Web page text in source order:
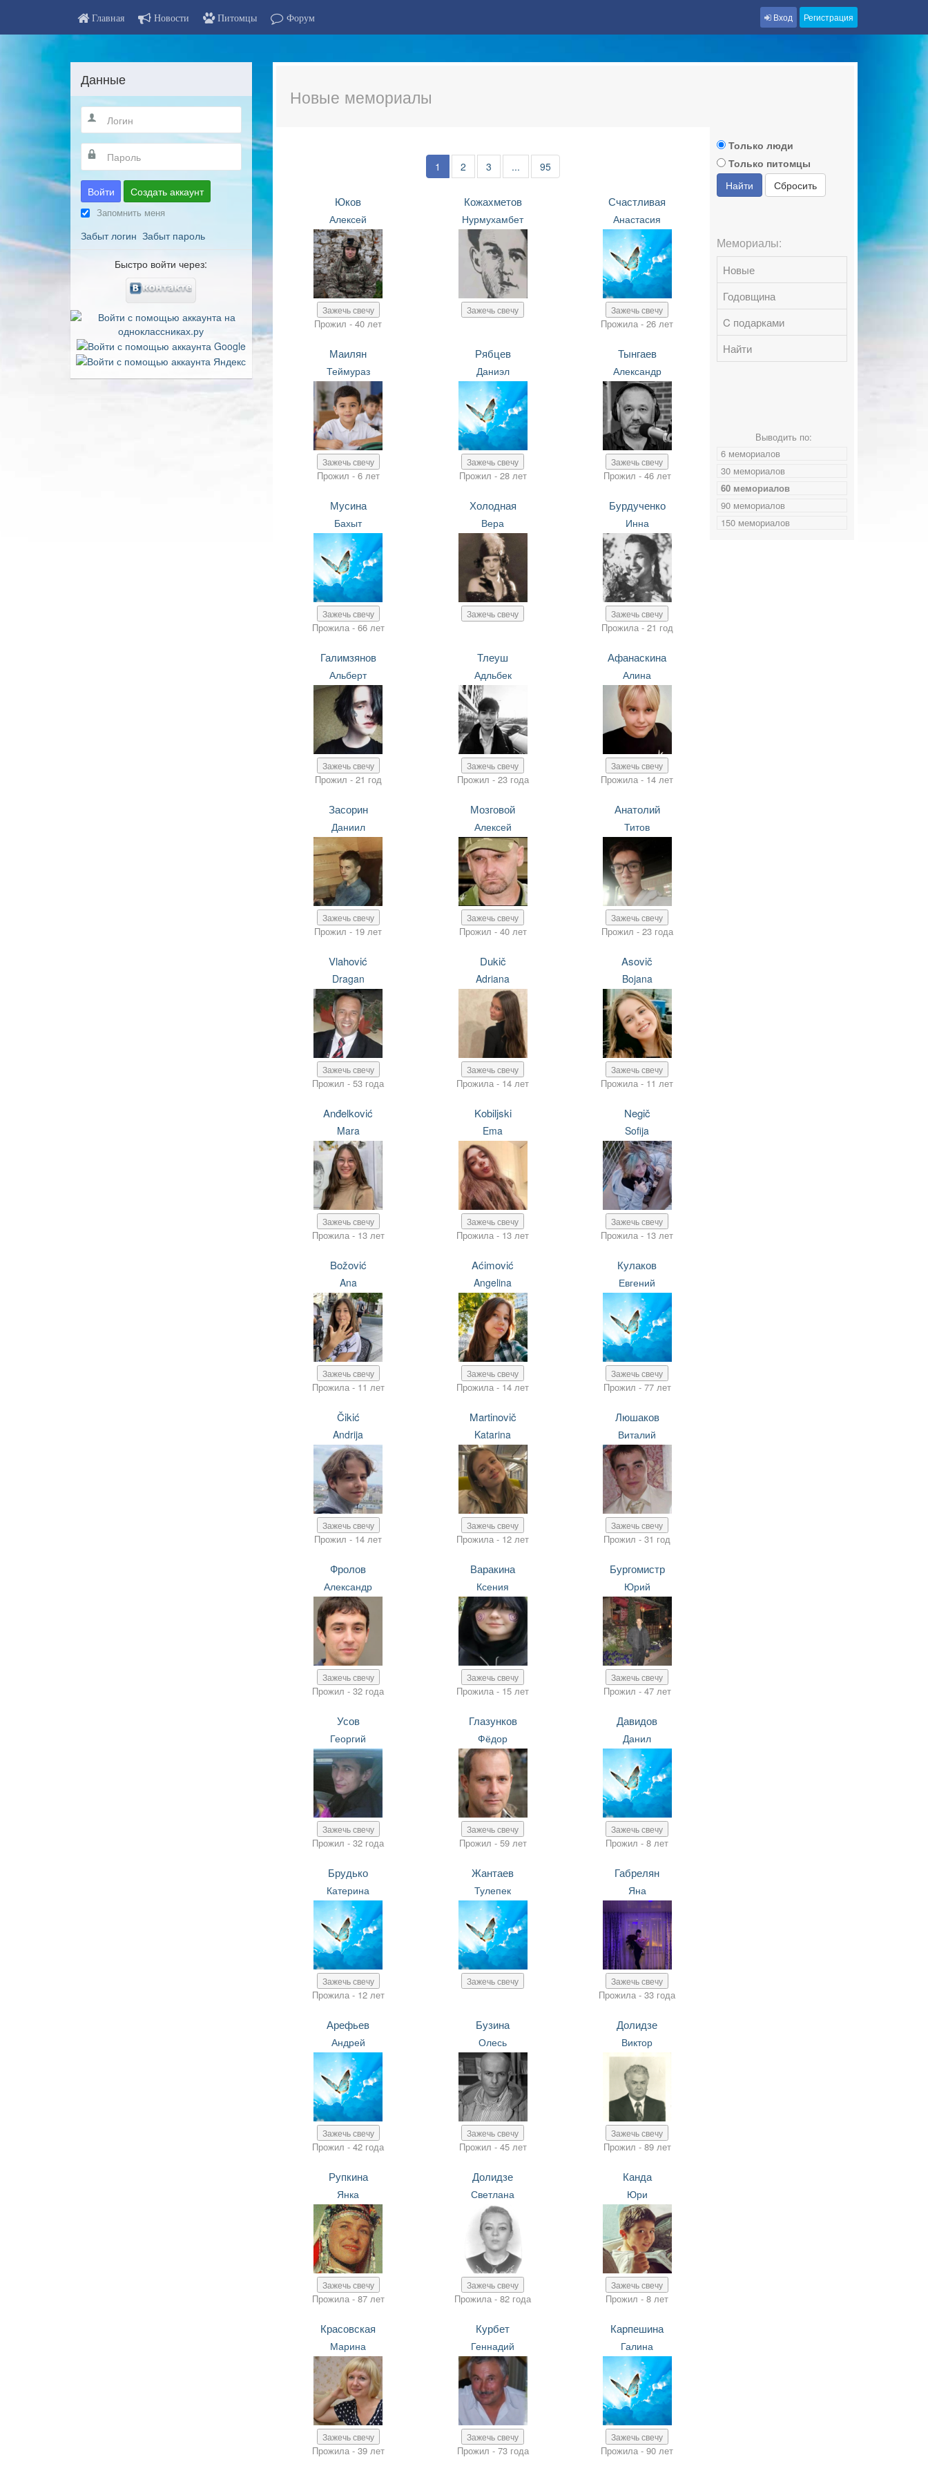
Главная Новости Питомцы Форум Вход Регистрация
Новые мемориалы
1 2 3 ... 95
Юков
Алексей
Зажечь свечу
Прожил - 40 лет
Кожахметов
Нурмухамбет
Зажечь свечу
Счастливая
Анастасия
Зажечь свечу
Прожила - 26 лет
Маилян
Теймураз
Зажечь свечу
Прожил - 6 лет
Рябцев
Даниэл
Зажечь свечу
Прожил - 28 лет
Тынгаев
Александр
Зажечь свечу
Прожил - 46 лет
Мусина
Бахыт
Зажечь свечу
Прожила - 66 лет
Холодная
Вера
Зажечь свечу
Бурдученко
Инна
Зажечь свечу
Прожила - 21 год
Галимзянов
Альберт
Зажечь свечу
Прожил - 21 год
Тлеуш
Адльбек
Зажечь свечу
Прожил - 23 года
Афанаскина
Алина
Зажечь свечу
Прожила - 14 лет
Засорин
Даниил
Зажечь свечу
Прожил - 19 лет
Мозговой
Алексей
Зажечь свечу
Прожил - 40 лет
Анатолий
Титов
Зажечь свечу
Прожил - 23 года
Vlahović
Dragan
Зажечь свечу
Прожил - 53 года
Dukič
Adriana
Зажечь свечу
Прожила - 14 лет
Asovič
Bojana
Зажечь свечу
Прожила - 11 лет
Anđelković
Mara
Зажечь свечу
Прожила - 13 лет
Kobiljski
Ema
Зажечь свечу
Прожила - 13 лет
Negič
Sofija
Зажечь свечу
Прожила - 13 лет
Božović
Ana
Зажечь свечу
Прожила - 11 лет
Aćimović
Angelina
Зажечь свечу
Прожила - 14 лет
Кулаков
Евгений
Зажечь свечу
Прожил - 77 лет
Čikić
Andrija
Зажечь свечу
Прожил - 14 лет
Martinovič
Katarina
Зажечь свечу
Прожила - 12 лет
Люшаков
Виталий
Зажечь свечу
Прожил - 31 год
Фролов
Александр
Зажечь свечу
Прожил - 32 года
Варакина
Ксения
Зажечь свечу
Прожила - 15 лет
Бургомистр
Юрий
Зажечь свечу
Прожил - 47 лет
Усов
Георгий
Зажечь свечу
Прожил - 32 года
Глазунков
Фёдор
Зажечь свечу
Прожил - 59 лет
Давидов
Данил
Зажечь свечу
Прожил - 8 лет
Брудько
Катерина
Зажечь свечу
Прожила - 12 лет
Жантаев
Тулепек
Зажечь свечу
Габрелян
Яна
Зажечь свечу
Прожила - 33 года
Арефьев
Андрей
Зажечь свечу
Прожил - 42 года
Бузина
Олесь
Зажечь свечу
Прожил - 45 лет
Долидзе
Виктор
Зажечь свечу
Прожил - 89 лет
Рупкина
Янка
Зажечь свечу
Прожила - 87 лет
Долидзе
Светлана
Зажечь свечу
Прожила - 82 года
Канда
Юри
Зажечь свечу
Прожил - 8 лет
Красовская
Марина
Зажечь свечу
Прожила - 39 лет
Курбет
Геннадий
Зажечь свечу
Прожил - 73 года
Карпешина
Галина
Зажечь свечу
Прожила - 90 лет
Только люди
Только питомцы
Найти
Сбросить
Мемориалы:
Новые
Годовщина
C подарками
Найти
Выводить по:
6 мемориалов
30 мемориалов
60 мемориалов
90 мемориалов
150 мемориалов
Данные
Войти Создать аккаунт
Запомнить меня
Забыт логин Забыт пароль
Быстро войти через: